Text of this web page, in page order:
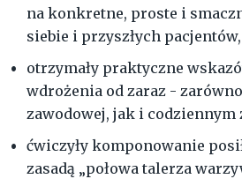
na konkretne, proste i
siebie i przyszłych pacjentów,
otrzymały praktyczne
wdrożenia od zaraz -
zawodowej, jak i codziennym
ćwiczyły komponowanie
zasadą „połowa talerza